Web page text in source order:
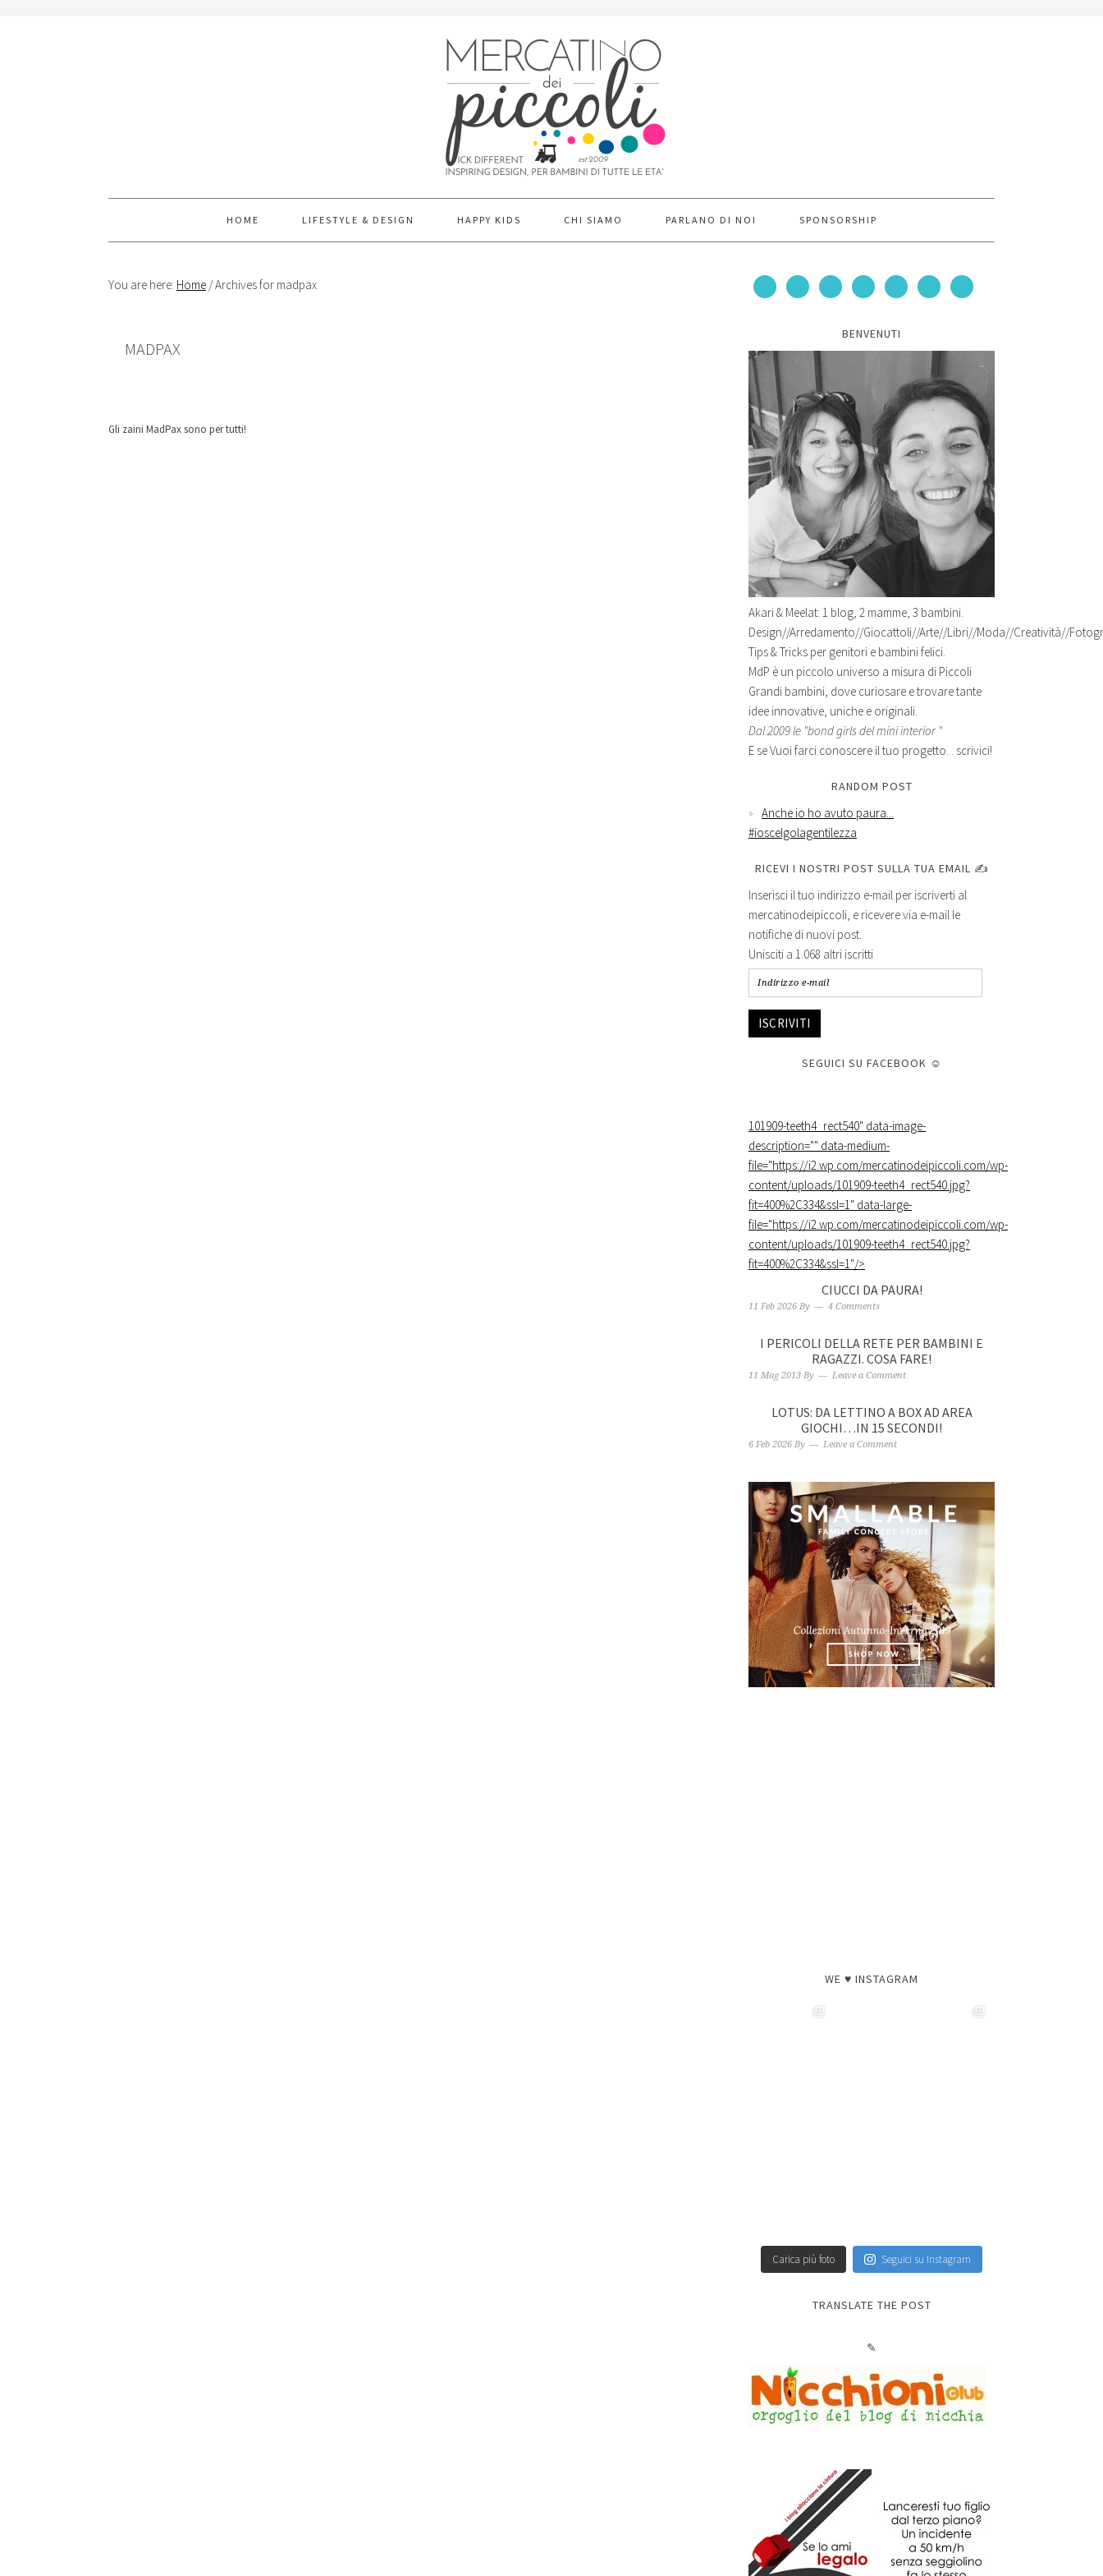
HOME LIFESTYLE & DESIGN HAPPY KIDS CHI SIAMO PARLANO DI NOI SPONSORSHIP
You are here: Home /Archives for madpax
MADPAX
Gli zaini MadPax sono per tutti!
BENVENUTI
Akari & Meelat: 1 blog, 2 mamme, 3 bambini.
Design//Arredamento//Giocattoli//Arte//Libri//Moda//Creatività//
Tips & Tricks per genitori e bambini felici.
MdP è un piccolo universo a misura di Piccoli
Grandi bambini, dove curiosare e trovare tante
idee innovative, uniche e originali.
Dal 2009 le "bond girls del mini interior "
E se Vuoi farci conoscere il tuo progetto... scrivici!
RANDOM POST
Anche io ho avuto paura...
#ioscelgolagentilezza
RICEVI I NOSTRI POST SULLA TUA EMAIL ✍
Inserisci il tuo indirizzo e-mail per iscriverti al
mercatinodeipiccoli, e ricevere via e-mail le
notifiche di nuovi post.
Unisciti a 1.068 altri iscritti
ISCRIVITI
SEGUICI SU FACEBOOK ☺
101909-teeth4_rect540" data-image-
description="" data-medium-
file="https://i2.wp.com/mercatinodeipiccoli.com/wp-
content/uploads/101909-teeth4_rect540.jpg?
fit=400%2C334&ssl=1" data-large-
file="https://i2.wp.com/mercatinodeipiccoli.com/wp-
content/uploads/101909-teeth4_rect540.jpg?
fit=400%2C334&ssl=1"/>
CIUCCI DA PAURA!
11 Feb 2026 By 4 Comments
I PERICOLI DELLA RETE PER BAMBINI E
RAGAZZI. COSA FARE!
11 Mag 2013 By Leave a Comment
LOTUS: DA LETTINO A BOX AD AREA
GIOCHI…IN 15 SECONDI!
6 Feb 2026 By Leave a Comment
WE ♥ INSTAGRAM
Carica più foto Seguici su Instagram
TRANSLATE THE POST
✎